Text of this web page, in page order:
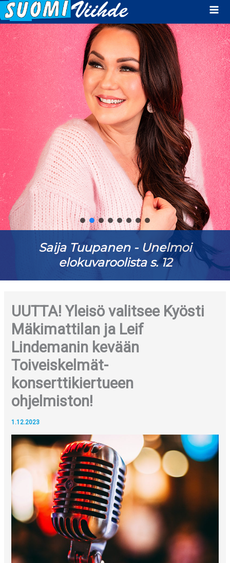
Saija Tuupanen - Unelmoi
elokuvaroolista s. 12
UUTTA! Yleisö valitsee Kyösti
Mäkimattilan ja Leif
Lindemanin kevään
Toiveiskelmät-
konserttikiertueen
ohjelmiston!
1.12.2023